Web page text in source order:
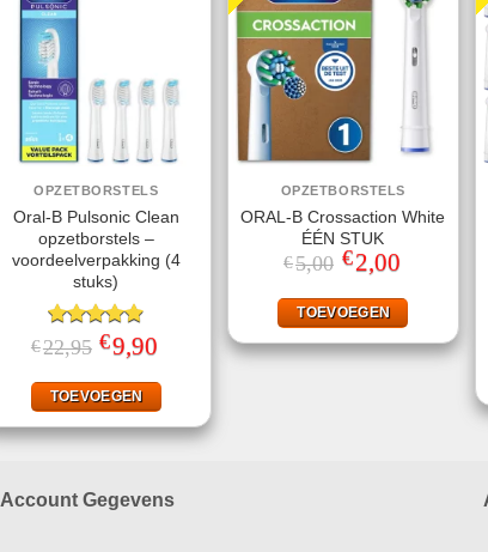
OPZETBORSTELS
Oral-B Pulsonic Clean
opzetborstels –
voordeelverpakking (4
stuks)
Gewaardeerd
4.87uit 5
€22,95 Oorspronkelijke
prijs
€22,95.
€9,90
€9,90.
TOEVOEGEN
OPZETBORSTELS
ORAL-B Crossaction White
ÉÉN STUK
€5,00 Oorspronkelijke
prijs
€5,00.
€2,00Huidige
prijs
€2,00.
TOEVOEGEN
Account Gegevens